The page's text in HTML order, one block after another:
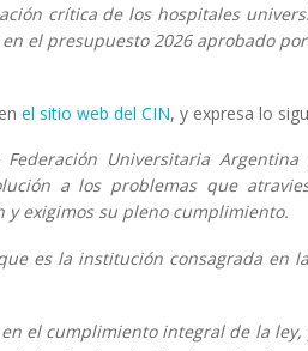
crítica de los hospitales
el presupuesto 2026 aprobado
el sitio web del CIN, y expresa lo
Universitaria
a los problemas que
y exigimos su pleno cumplimiento.
es la institución consagrada en
el cumplimiento integral de la